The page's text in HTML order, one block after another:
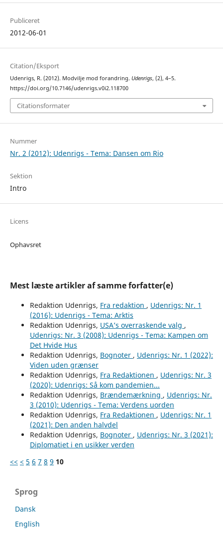
Publiceret
2012-06-01
Citation/Eksport
Udenrigs, R. (2012). Modvilje mod forandring. Udenrigs, (2), 4–5.
https://doi.org/10.7146/udenrigs.v0i2.118700
Citationsformater
Nummer
Nr. 2 (2012): Udenrigs - Tema: Dansen om Rio
Sektion
Intro
Licens
Ophavsret
Mest læste artikler af samme forfatter(e)
Redaktion Udenrigs, Fra redaktion , Udenrigs: Nr. 1
(2016): Udenrigs - Tema: Arktis
Redaktion Udenrigs, USA’s overraskende valg ,
Udenrigs: Nr. 3 (2008): Udenrigs - Tema: Kampen om
Det Hvide Hus
Redaktion Udenrigs, Bognoter , Udenrigs: Nr. 1 (2022):
Viden uden grænser
Redaktion Udenrigs, Fra Redaktionen , Udenrigs: Nr. 3
(2020): Udenrigs: Så kom pandemien...
Redaktion Udenrigs, Brændemærkning , Udenrigs: Nr.
3 (2010): Udenrigs - Tema: Verdens uorden
Redaktion Udenrigs, Fra Redaktionen , Udenrigs: Nr. 1
(2021): Den anden halvdel
Redaktion Udenrigs, Bognoter , Udenrigs: Nr. 3 (2021):
Diplomatiet i en usikker verden
<< < 5 6 7 8 9 10
Sprog
Dansk
English